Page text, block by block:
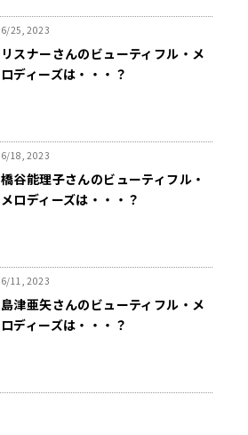
6/25, 2023
リスナーさんのビューティフル・メ
ロディーズは・・・？
6/18, 2023
橋谷能理子さんのビューティフル・
メロディーズは・・・？
6/11, 2023
島津亜矢さんのビューティフル・メ
ロディーズは・・・？